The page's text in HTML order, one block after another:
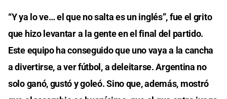
of
seconds
“Y ya lo ve… el que no salta es un inglés”, fue el grito
que hizo levantar a la gente en el final del partido.
Este equipo ha conseguido que uno vaya a la cancha
a divertirse, a ver fútbol, a deleitarse. Argentina no
solo ganó, gustó y goleó. Sino que, además, mostró